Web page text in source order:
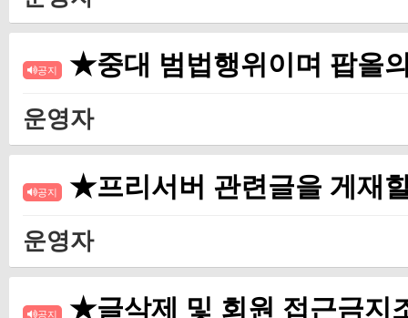
공지 ★중대 범법행위이며 팝올
운영자
공지 ★프리서버 관련글을 게재
운영자
공지 ★글삭제 및 회원 접근금지